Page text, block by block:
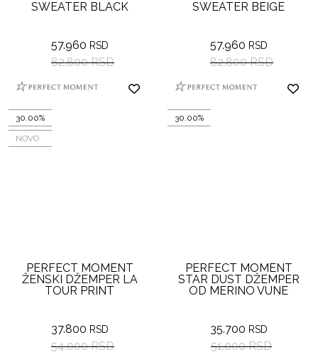
SWEATER BLACK
57.960 RSD
82.800 RSD
SWEATER BEIGE
57.960 RSD
82.800 RSD
30.00%
NOVO
PERFECT MOMENT
ŽENSKI DŽEMPER LA
TOUR PRINT
37.800 RSD
54.000 RSD
30.00%
PERFECT MOMENT
STAR DUST DŽEMPER
OD MERINO VUNE
35.700 RSD
51.000 RSD